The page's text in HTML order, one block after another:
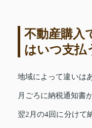
不動産購入
はいつ支払
地域によって違いは
月ごろに納税通知書
翌2月の4回に分けて